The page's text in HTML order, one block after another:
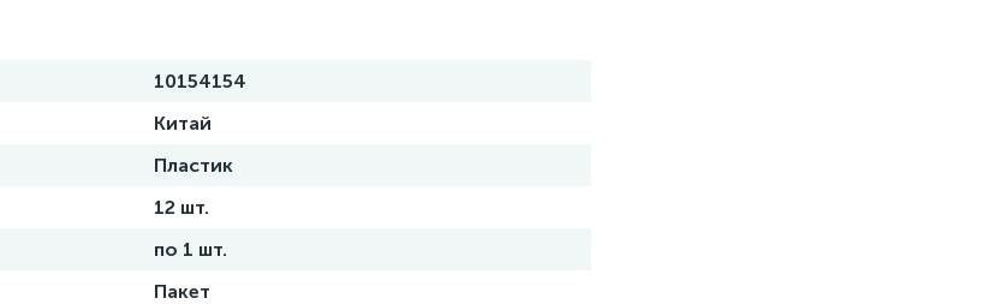
10154154
Китай
Пластик
12 шт.
по 1 шт.
Пакет